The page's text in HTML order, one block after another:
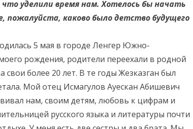
уделили время нам. Хотелось бы начать
пожалуйста, каково было детство будущего
5 мая в городе Ленгер Южно-
рождения, родители переехали в родной
более 20 лет. В те годы Жезказган был
Мой отец Исмагулов Ауескан Абишевич
нам, своим детям, любовь к цифрам и
русского языка и литературы почти